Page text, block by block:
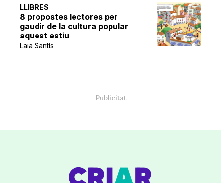
LLIBRES
8 propostes lectores per
gaudir de la cultura popular
aquest estiu
Laia Santís